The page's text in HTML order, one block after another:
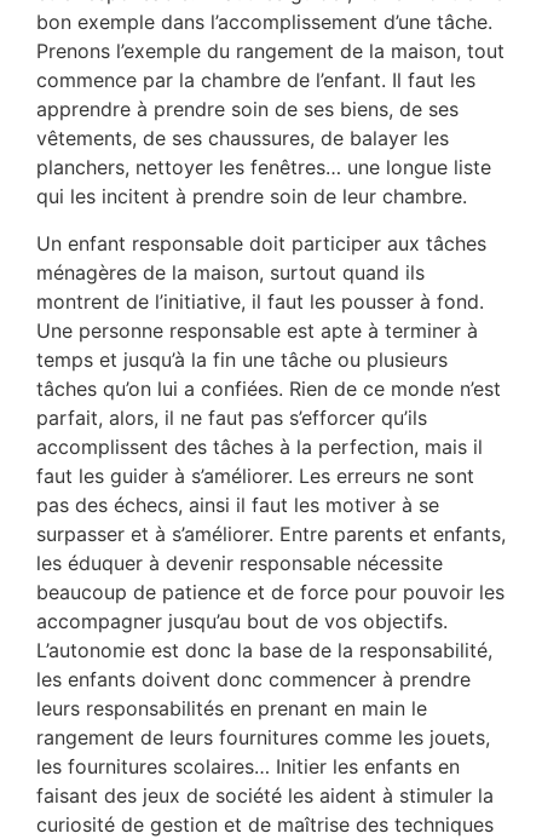
bon exemple dans l’accomplissement d’une tâche.
Prenons l’exemple du rangement de la maison, tout
commence par la chambre de l’enfant. Il faut les
apprendre à prendre soin de ses biens, de ses
vêtements, de ses chaussures, de balayer les
planchers, nettoyer les fenêtres… une longue liste
qui les incitent à prendre soin de leur chambre.
Un enfant responsable doit participer aux tâches
ménagères de la maison, surtout quand ils
montrent de l’initiative, il faut les pousser à fond.
Une personne responsable est apte à terminer à
temps et jusqu’à la fin une tâche ou plusieurs
tâches qu’on lui a confiées. Rien de ce monde n’est
parfait, alors, il ne faut pas s’efforcer qu’ils
accomplissent des tâches à la perfection, mais il
faut les guider à s’améliorer. Les erreurs ne sont
pas des échecs, ainsi il faut les motiver à se
surpasser et à s’améliorer. Entre parents et enfants,
les éduquer à devenir responsable nécessite
beaucoup de patience et de force pour pouvoir les
accompagner jusqu’au bout de vos objectifs.
L’autonomie est donc la base de la responsabilité,
les enfants doivent donc commencer à prendre
leurs responsabilités en prenant en main le
rangement de leurs fournitures comme les jouets,
les fournitures scolaires… Initier les enfants en
faisant des jeux de société les aident à stimuler la
curiosité de gestion et de maîtrise des techniques